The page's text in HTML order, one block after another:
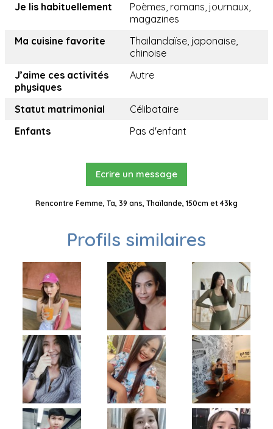
Je lis habituellement
Poèmes, romans, journaux,
magazines
Ma cuisine favorite
Thailandaïse, japonaise,
chinoise
J’aime ces activités
physiques
Autre
Statut matrimonial
Célibataire
Enfants
Pas d'enfant
Ecrire un message
Rencontre Femme, Ta, 39 ans, Thaïlande, 150cm et 43kg
Profils similaires